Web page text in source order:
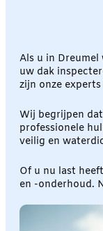
Als u in
uw dak
zijn onze
Wij begrijpen
professionele
veilig en
Of u nu last
en -onderhoud.